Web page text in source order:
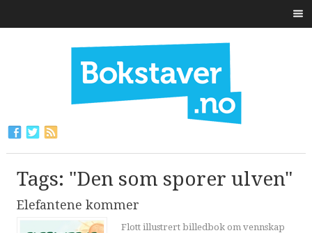
Tags: "Den som sporer ulven"
Elefantene kommer
Flott illustrert billedbok om vennskap